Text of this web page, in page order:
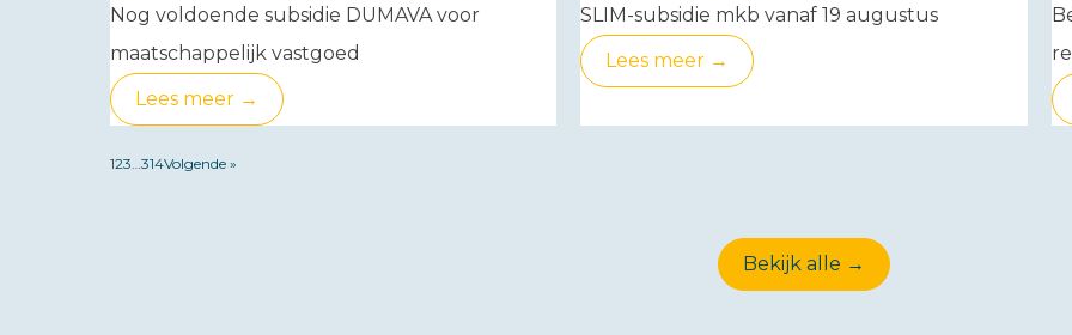
Nog voldoende subsidie DUMAVA voor
maatschappelijk vastgoed
Lees meer →
SLIM-subsidie mkb vanaf 19 augustus
Lees meer →
123 314Volgende »
Bekijk alle →